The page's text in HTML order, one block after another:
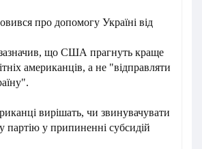
про допомогу Україні від
що США прагнуть краще
американців, а не "відправляти
вирішать, чи звинувачувати
партію у припиненні субсидій